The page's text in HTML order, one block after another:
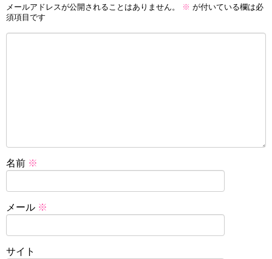
メールアドレスが公開されることはありません。 ※ が付いている欄は必
須項目です
名前 ※
メール ※
サイト